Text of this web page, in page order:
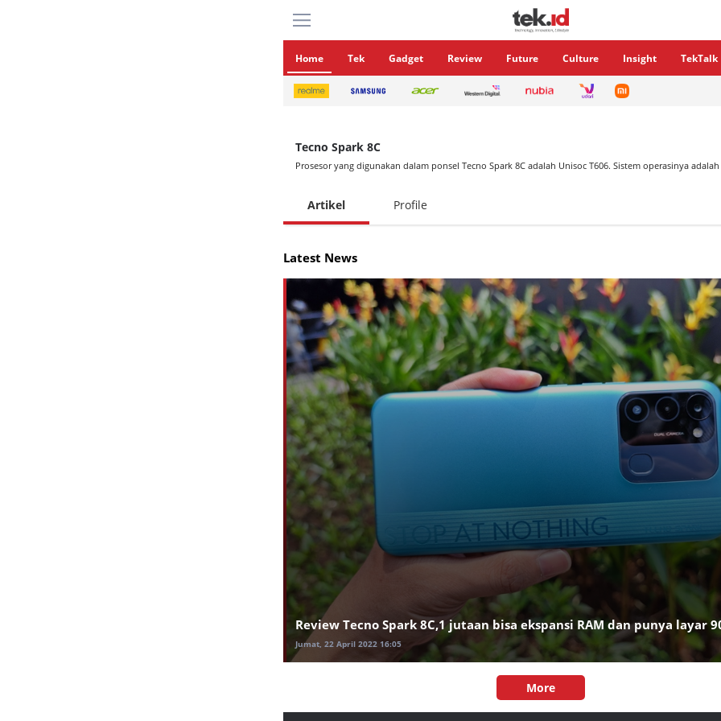
Home Tek Gadget Review Future Culture Insight TekTalk
Tecno Spark 8C
Prosesor yang digunakan dalam ponsel Tecno Spark 8C adalah Unisoc T606. Sistem operasinya
Artikel Profile
Latest News
Review Tecno Spark 8C,1 jutaan bisa ekspansi RAM dan punya layar
Jumat, 22 April 2022 16:05
More